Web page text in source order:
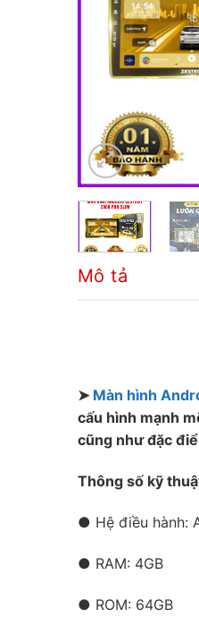
Mô tả
➤ Màn hình
cấu hình mạnh
cũng như đặc
Thông số kỹ
● Hệ điều hành:
● RAM: 4GB
● ROM: 64GB